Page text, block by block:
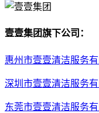
壹壹集团旗下公司：
惠州市壹壹清洁服务
深圳市壹壹清洁服务
东莞市壹壹清洁服务